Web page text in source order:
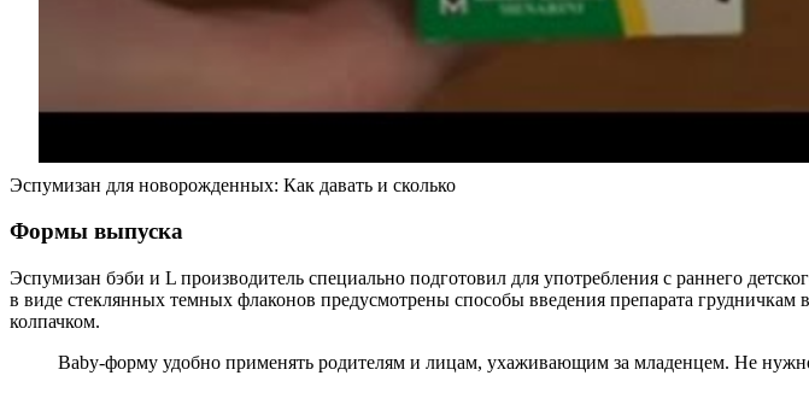
Эспумизан для новорожденных: Как давать и сколько
Формы выпуска
Эспумизан бэби и L производитель специально подготовил для употребления с раннего
в виде стеклянных темных флаконов предусмотрены способы введения препарата грудничкам
колпачком.
Baby-форму удобно применять родителям и лицам, ухаживающим за младенцем. Не